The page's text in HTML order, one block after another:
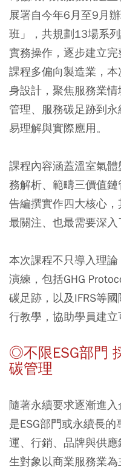
展署自今年6月至9月
班」，共規劃13場系
實務操作，逐步建立
課程多偏向製造業，
身設計，聚焦服務業
管理、服務碳足跡到
易理解與實際應用。
課程內容涵蓋溫室氣
務解析、範疇三價值
告編撰實作四大核心
最關注、也最需要深入
本次課程不只導入理
演練，包括GHG
碳足跡，以及IFRS等
行教學，協助學員建
◎不限ESG部門
碳管理
隨著永續要求逐漸進
是ESG部門或永續長
運、行銷、品牌與供
生對象以商業服務業為